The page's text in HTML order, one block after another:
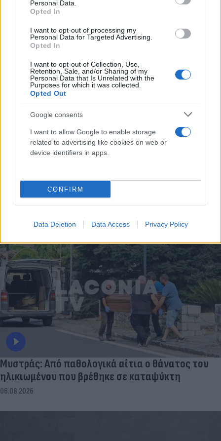
Personal Data.
Opted In
I want to opt-out of processing my
Personal Data for Targeted Advertising.
Opted In
I want to opt-out of Collection, Use,
Retention, Sale, and/or Sharing of my
Personal Data that Is Unrelated with the
Purposes for which it was collected.
Opted Out
Google consents
I want to allow Google to enable storage
related to advertising like cookies on web or
device identifiers in apps.
CONFIRM
Data Deletion Data Access Privacy Policy
Η χαμηλή στάθμη του Δούναβη στη
Βουλγαρία αποκάλυψε τη γέφυρα του
Μεγάλου Κωνσταντίνου
06.08.2026
Μυστράς: Από παθολογικά αίτια ο θάνατος του
ηλικιωμένου που βρέθηκε σε καταψύκτη
06.08.2026